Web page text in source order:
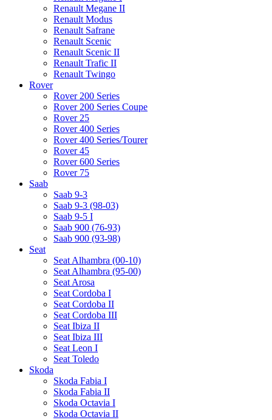
Renault Megane II
Renault Modus
Renault Safrane
Renault Scenic
Renault Scenic II
Renault Trafic II
Renault Twingo
Rover
Rover 200 Series
Rover 200 Series Coupe
Rover 25
Rover 400 Series
Rover 400 Series/Tourer
Rover 45
Rover 600 Series
Rover 75
Saab
Saab 9-3
Saab 9-3 (98-03)
Saab 9-5 I
Saab 900 (76-93)
Saab 900 (93-98)
Seat
Seat Alhambra (00-10)
Seat Alhambra (95-00)
Seat Arosa
Seat Cordoba I
Seat Cordoba II
Seat Cordoba III
Seat Ibiza II
Seat Ibiza III
Seat Leon I
Seat Toledo
Skoda
Skoda Fabia I
Skoda Fabia II
Skoda Octavia I
Skoda Octavia II